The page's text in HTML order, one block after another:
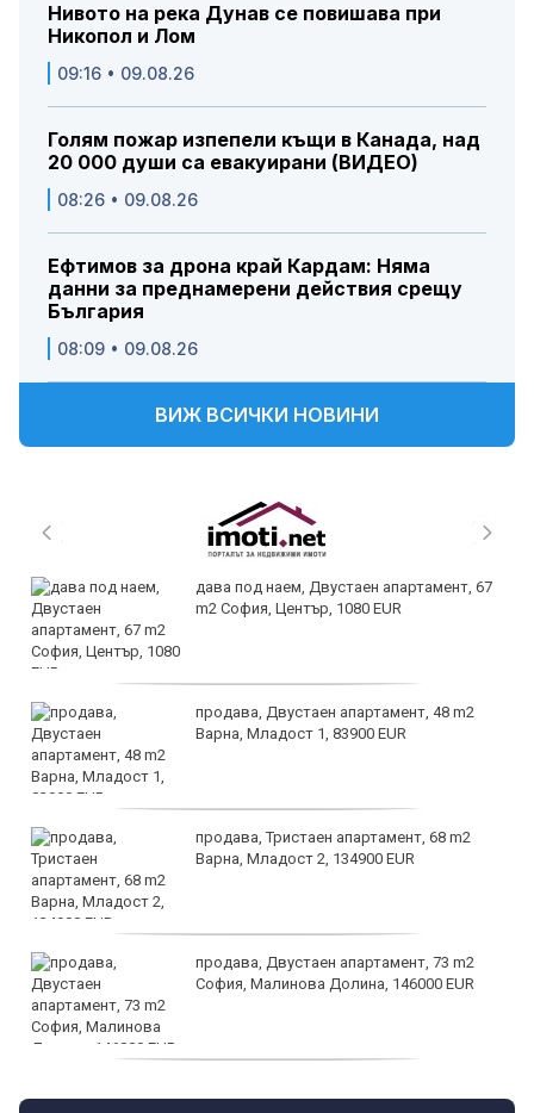
Нивото на река Дунав се повишава при
Никопол и Лом
09:16 • 09.08.26
Голям пожар изпепели къщи в Канада, над
20 000 души са евакуирани (ВИДЕО)
08:26 • 09.08.26
Ефтимов за дрона край Кардам: Няма
данни за преднамерени действия срещу
България
08:09 • 09.08.26
ВИЖ ВСИЧКИ НОВИНИ
дава под наем, Двустаен апартамент, 67
m2 София, Център, 1080 EUR
продава, Двустаен апартамент, 48 m2
Варна, Младост 1, 83900 EUR
продава, Тристаен апартамент, 68 m2
Варна, Младост 2, 134900 EUR
продава, Двустаен апартамент, 73 m2
София, Малинова Долина, 146000 EUR